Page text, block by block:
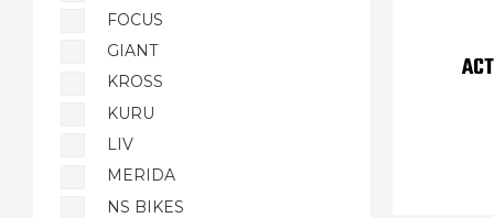
FOCUS
GIANT
KROSS
KURU
LIV
MERIDA
NS BIKES